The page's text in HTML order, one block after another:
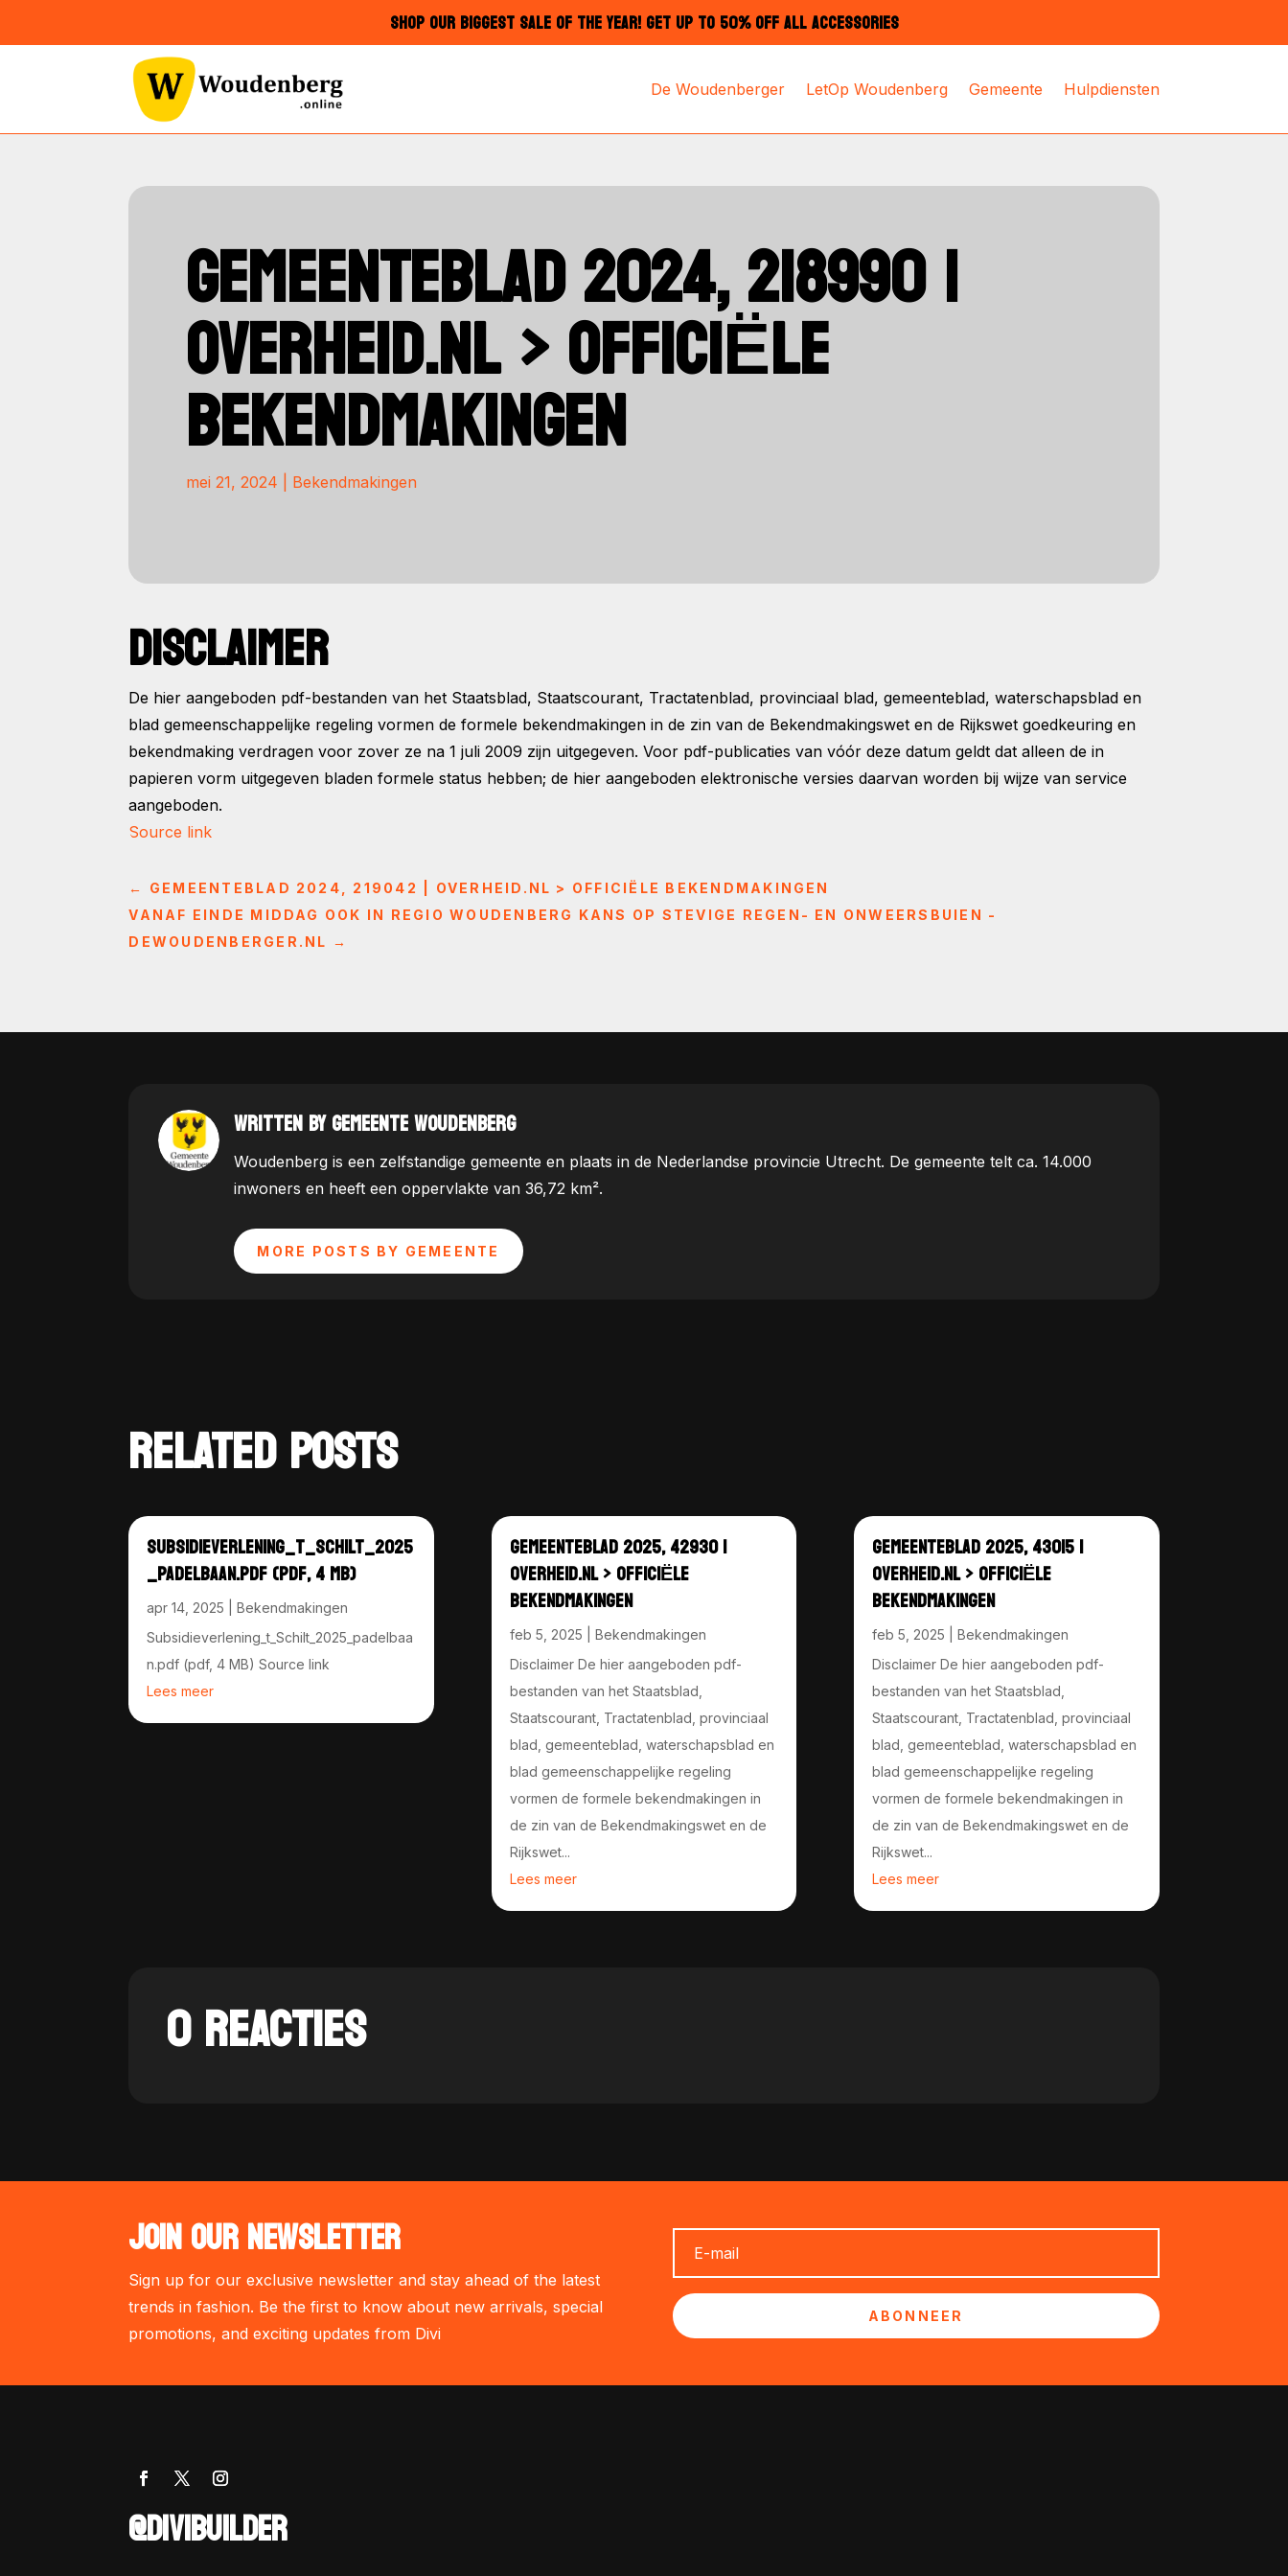
SHOP OUR BIGGEST SALE OF THE YEAR! GET UP TO 50% OFF ALL ACCESSORIES
De Woudenberger LetOp Woudenberg Gemeente Hulpdiensten
GEMEENTEBLAD 2024, 218990 |
OVERHEID.NL > OFFICIËLE
BEKENDMAKINGEN
mei 21, 2024 Bekendmakingen
DISCLAIMER
De hier aangeboden pdf-bestanden van het Staatsblad, Staatscourant, Tractatenblad, provinciaal blad, gemeenteblad, waterschapsblad en
blad gemeenschappelijke regeling vormen de formele bekendmakingen in de zin van de Bekendmakingswet en de Rijkswet goedkeuring en
bekendmaking verdragen voor zover ze na 1 juli 2009 zijn uitgegeven. Voor pdf-publicaties van vóór deze datum geldt dat alleen de in
papieren vorm uitgegeven bladen formele status hebben; de hier aangeboden elektronische versies daarvan worden bij wijze van service
aangeboden.
Source link
← GEMEENTEBLAD 2024, 219042 | OVERHEID.NL > OFFICIËLE BEKENDMAKINGEN
VANAF EINDE MIDDAG OOK IN REGIO WOUDENBERG KANS OP STEVIGE REGEN- EN ONWEERSBUIEN -
DEWOUDENBERGER.NL →
WRITTEN BY GEMEENTE WOUDENBERG
Woudenberg is een zelfstandige gemeente en plaats in de Nederlandse provincie Utrecht. De gemeente telt ca. 14.000
inwoners en heeft een oppervlakte van 36,72 km².
MORE POSTS BY GEMEENTE
RELATED POSTS
SUBSIDIEVERLENING_T_SCHILT_2025
_PADELBAAN.PDF (PDF, 4 MB)
apr 14, 2025 |Bekendmakingen
Subsidieverlening_t_Schilt_2025_padelbaa
n.pdf (pdf, 4 MB) Source link
Lees meer
GEMEENTEBLAD 2025, 42930 |
OVERHEID.NL > OFFICIËLE
BEKENDMAKINGEN
feb 5, 2025
Bekendmakingen
Disclaimer De hier aangeboden pdf-
bestanden van het Staatsblad,
Staatscourant, Tractatenblad, provinciaal
blad, gemeenteblad, waterschapsblad en
blad gemeenschappelijke regeling
vormen de formele bekendmakingen in
de zin van de Bekendmakingswet en de
Rijkswet...
Lees meer
GEMEENTEBLAD 2025, 43015 |
OVERHEID.NL > OFFICIËLE
BEKENDMAKINGEN
feb 5, 2025
Bekendmakingen
Disclaimer De hier aangeboden pdf-
bestanden van het Staatsblad,
Staatscourant, Tractatenblad, provinciaal
blad, gemeenteblad, waterschapsblad en
blad gemeenschappelijke regeling
vormen de formele bekendmakingen in
de zin van de Bekendmakingswet en de
Rijkswet...
Lees meer
0 REACTIES
JOIN OUR NEWSLETTER
Sign up for our exclusive newsletter and stay ahead of the latest
trends in fashion. Be the first to know about new arrivals, special
promotions, and exciting updates from Divi
ABONNEER
@DIVIBUILDER